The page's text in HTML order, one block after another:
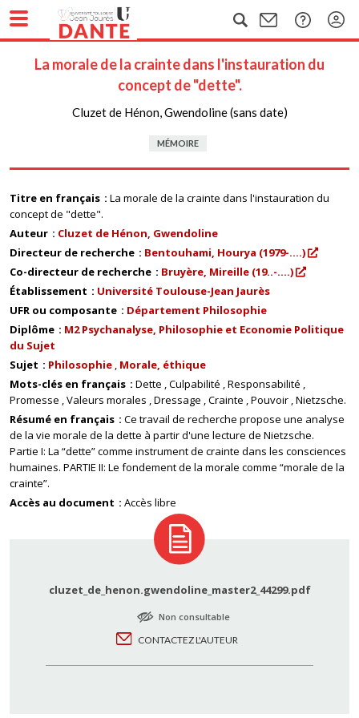
La morale de la crainte dans l'instauration du
concept de "dette".
Cluzet de Hénon, Gwendoline (sans date)
MÉMOIRE
Titre en français
La morale de la crainte dans l'instauration du
concept de "dette".
Auteur
Cluzet de Hénon, Gwendoline
Directeur de recherche
Bentouhami, Hourya (1979-....)
Co-directeur de recherche
Bruyère, Mireille (19..-....)
Établissement
Université Toulouse-Jean Jaurès
UFR ou composante
Département Philosophie
Diplôme
M2 Psychanalyse, Philosophie et Economie Politique
du Sujet
Sujet
Philosophie Morale, éthique
Mots-clés en français
Dette Culpabilité Responsabilité
Promesse Valeurs morales Dressage Crainte Pouvoir Nietzsche.
Résumé en français
Ce travail de recherche propose une analyse
de la vie morale de la dette à partir d'une lecture de Nietzsche.
Partie I: La “dette” comme instrument de crainte dans les consciences
humaines. PARTIE II: Le fondement de la morale comme “morale de la
crainte”.
Accès au document
Accès libre
cluzet_de_henon.gwendoline_master2_44299.pdf
Non consultable
CONTACTEZ L'AUTEUR